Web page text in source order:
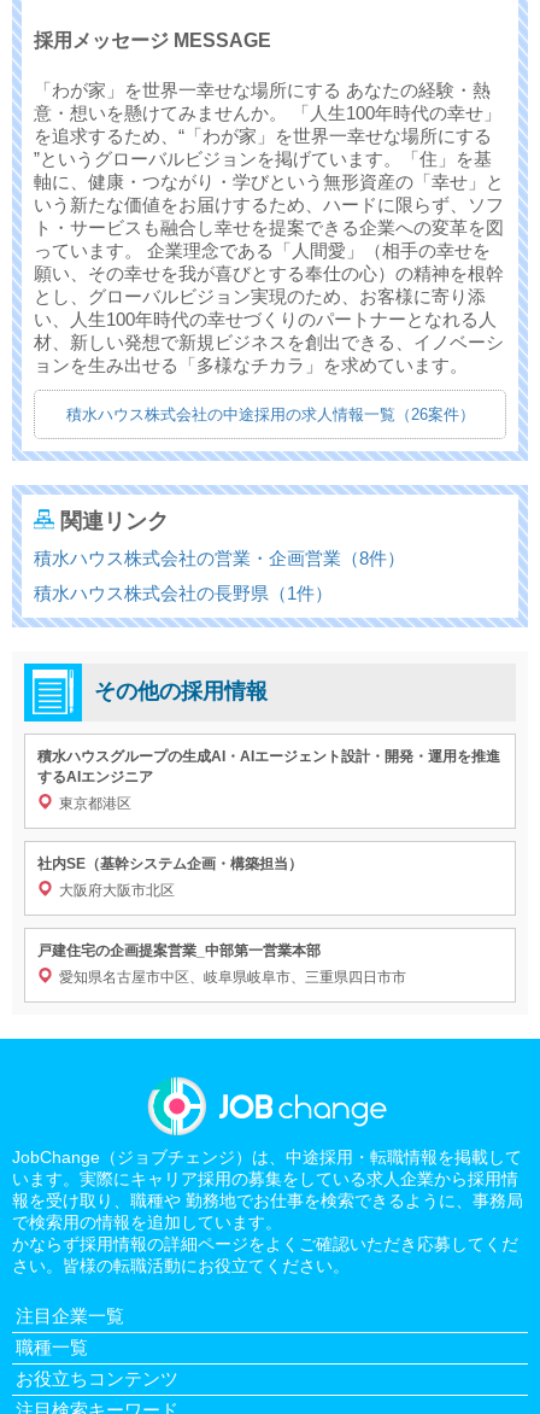
採用メッセージ MESSAGE
「わが家」を世界一幸せな場所にする あなたの経験・熱
意・想いを懸けてみませんか。 「人生100年時代の幸せ」
を追求するため、“「わが家」を世界一幸せな場所にする
”というグローバルビジョンを掲げています。「住」を基
軸に、健康・つながり・学びという無形資産の「幸せ」と
いう新たな価値をお届けするため、ハードに限らず、ソフ
ト・サービスも融合し幸せを提案できる企業への変革を図
っています。 企業理念である「人間愛」（相手の幸せを
願い、その幸せを我が喜びとする奉仕の心）の精神を根幹
とし、グローバルビジョン実現のため、お客様に寄り添
い、人生100年時代の幸せづくりのパートナーとなれる人
材、新しい発想で新規ビジネスを創出できる、イノベーシ
ョンを生み出せる「多様なチカラ」を求めています。
積水ハウス株式会社の中途採用の求人情報一覧（26案件）
関連リンク
積水ハウス株式会社の営業・企画営業（8件）
積水ハウス株式会社の長野県（1件）
その他の採用情報
積水ハウスグループの生成AI・AIエージェント設計・開発・運用を推進
するAIエンジニア
東京都港区
社内SE（基幹システム企画・構築担当）
大阪府大阪市北区
戸建住宅の企画提案営業_中部第一営業本部
愛知県名古屋市中区、岐阜県岐阜市、三重県四日市市
JobChange（ジョブチェンジ）は、中途採用・転職情報を掲載して
います。実際にキャリア採用の募集をしている求人企業から採用情
報を受け取り、職種や 勤務地でお仕事を検索できるように、事務局
で検索用の情報を追加しています。
かならず採用情報の詳細ページをよくご確認いただき応募してくだ
さい。皆様の転職活動にお役立てください。
注目企業一覧
職種一覧
お役立ちコンテンツ